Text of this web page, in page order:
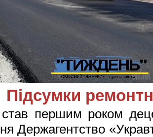
Підсумки
першим роком
Держагентство